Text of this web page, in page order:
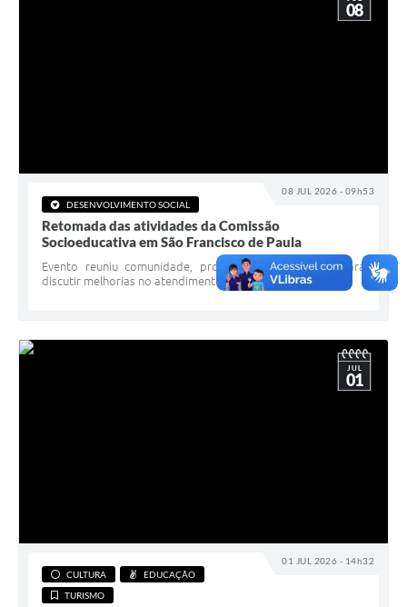
08 JUL 2026 - 09h53
08
DESENVOLVIMENTO SOCIAL
Retomada das atividades da Comissão
Socioeducativa em São Francisco de Paula
Evento reuniu comunidade, profissionais e gestores para
discutir melhorias no atendimento socioeducativo
01 JUL 2026 - 14h32
JUL
01
CULTURA
EDUCAÇÃO
TURISMO